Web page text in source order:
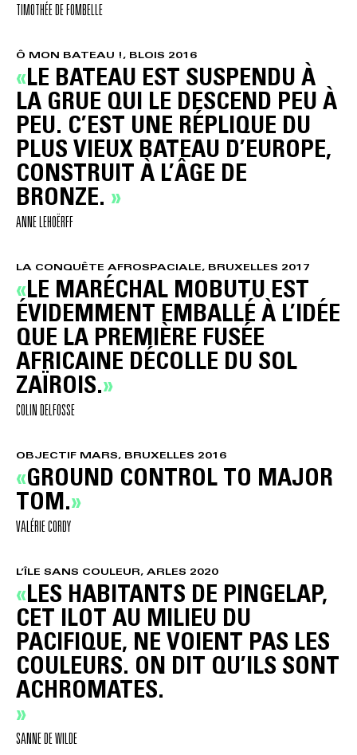
TIMOTHÉE DE FOMBELLE
Ô MON BATEAU !, BLOIS 2016
LE BATEAU EST SUSPENDU À
LA GRUE QUI LE DESCEND PEU À
PEU. C’EST UNE RÉPLIQUE DU
PLUS VIEUX BATEAU D’EUROPE,
CONSTRUIT À L’ÂGE DE
BRONZE.
ANNE LEHOËRFF
LA CONQUÊTE AFROSPACIALE, BRUXELLES 2017
LE MARÉCHAL MOBUTU EST
ÉVIDEMMENT EMBALLÉ À L’IDÉE
QUE LA PREMIÈRE FUSÉE
AFRICAINE DÉCOLLE DU SOL
ZAÏROIS.
COLIN DELFOSSE
OBJECTIF MARS, BRUXELLES 2016
GROUND CONTROL TO MAJOR
TOM.
VALÉRIE CORDY
L’ÎLE SANS COULEUR, ARLES 2020
LES HABITANTS DE PINGELAP,
CET ILOT AU MILIEU DU
PACIFIQUE, NE VOIENT PAS LES
COULEURS. ON DIT QU’ILS SONT
ACHROMATES.
SANNE DE WILDE